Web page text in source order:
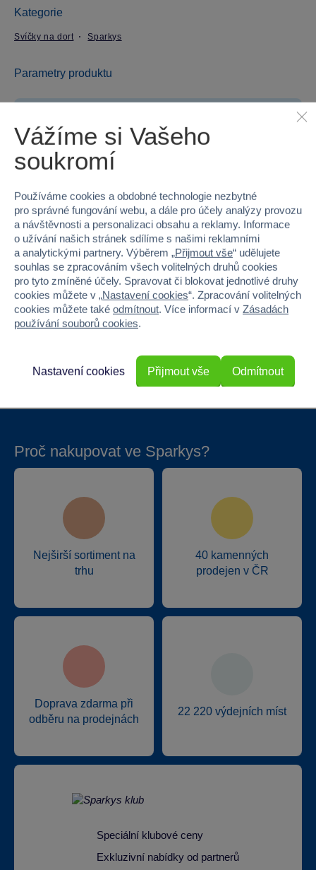
Kategorie
Svíčky na dort Sparkys
Parametry produktu
Kód produktu 40F-627096MULTI
Věk od 3
Pohlaví HOLKA, KLUK
Šířka 8
Výška 11.5
Hloubka
Proč nakupovat ve Sparkys?
Nejširší sortiment na
trhu
40 kamenných
prodejen v ČR
Doprava zdarma při
odběru na prodejnách
22 220 výdejních míst
Speciální klubové ceny
Exkluzivní nabídky od partnerů
Vážíme si Vašeho
soukromí
Používáme cookies a obdobné technologie nezbytné
pro správné fungování webu, a dále pro účely analýzy provozu
a návštěvnosti a personalizaci obsahu a reklamy. Informace
o užívání našich stránek sdílíme s našimi reklamními
a analytickými partnery. Výběrem „Přijmout vše“ udělujete
souhlas se zpracováním všech volitelných druhů cookies
pro tyto zmíněné účely. Spravovat či blokovat jednotlivé druhy
cookies můžete v „Nastavení cookies“. Zpracování volitelných
cookies můžete také odmítnout. Více informací v Zásadách
používání souborů cookies.
Odmítnout
Nastavení cookies Přijmout vše